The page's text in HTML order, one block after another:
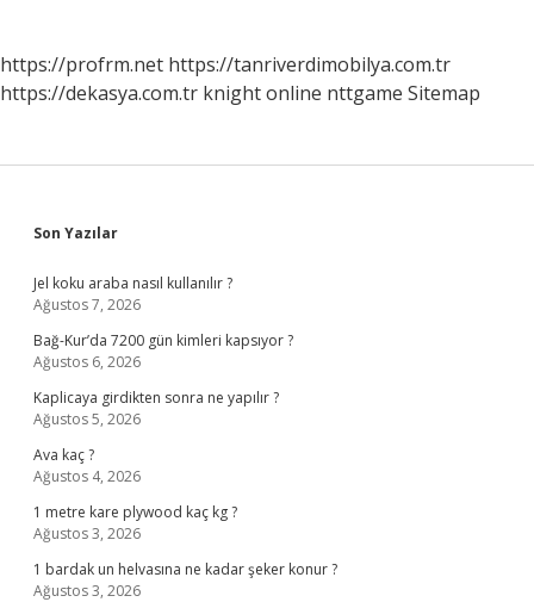
https://profrm.net https://tanriverdimobilya.com.tr
https://dekasya.com.tr knight online nttgame Sitemap
Sidebar
Son Yazılar
Jel koku araba nasıl kullanılır ?
Ağustos 7, 2026
Bağ-Kur’da 7200 gün kimleri kapsıyor ?
Ağustos 6, 2026
Kaplicaya girdikten sonra ne yapılır ?
Ağustos 5, 2026
Ava kaç ?
Ağustos 4, 2026
1 metre kare plywood kaç kg ?
Ağustos 3, 2026
1 bardak un helvasına ne kadar şeker konur ?
Ağustos 3, 2026